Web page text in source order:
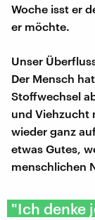
Woche isst er
er möchte.
Unser
Der Mensch
Stoffwechsel
und Viehzucht
wieder ganz
etwas Gutes,
menschlichen
"Ich denke